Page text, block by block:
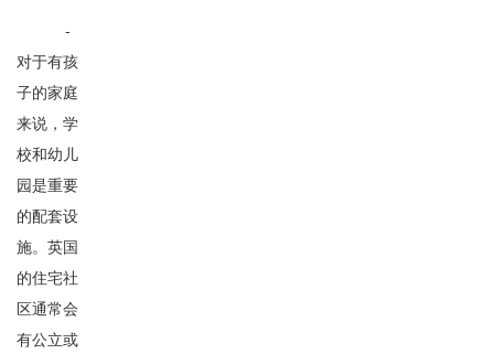
-
对于有孩
子的家庭
来说，学
校和幼儿
园是重要
的配套设
施。英国
的住宅社
区通常会
有公立或